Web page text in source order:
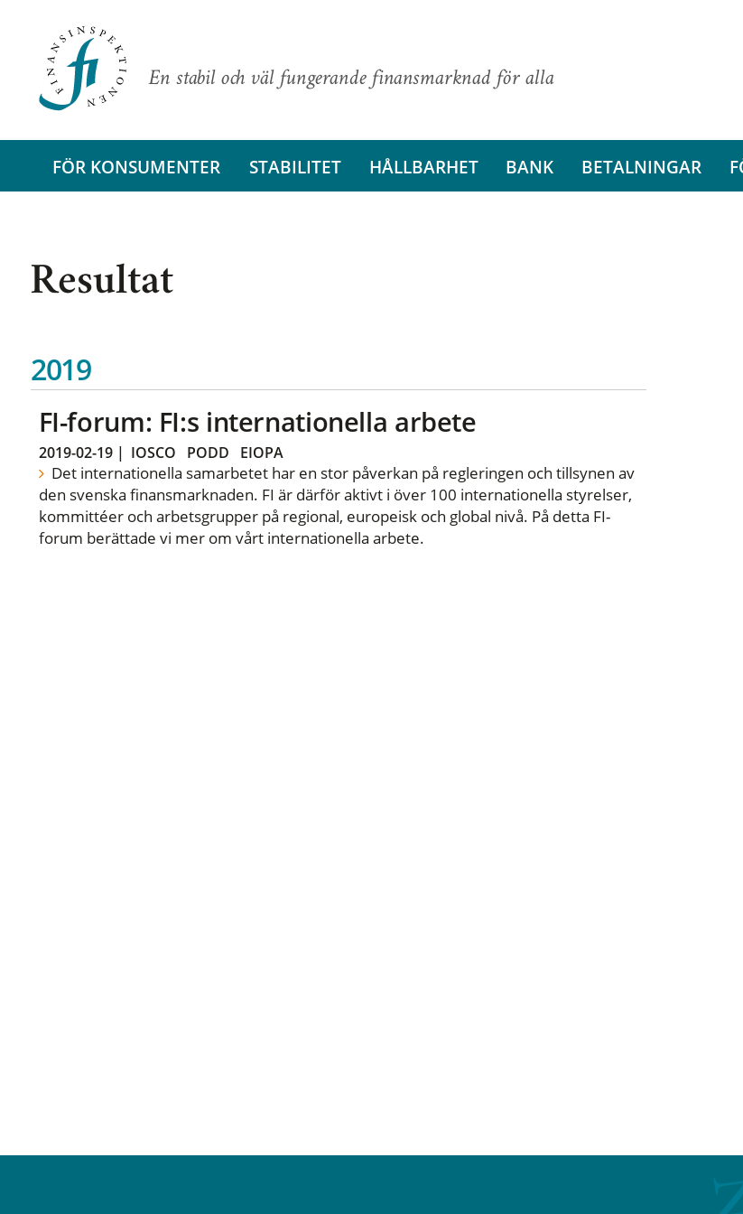
En stabil och väl fungerande finansmarknad för alla
FÖR KONSUMENTER STABILITET HÅLLBARHET BANK BETALNINGAR
Resultat
2019
FI-forum: FI:s internationella arbete
2019-02-19| IOSCO PODD EIOPA
Det internationella samarbetet har en stor påverkan på regleringen och tillsynen av
den svenska finansmarknaden. FI är därför aktivt i över 100 internationella styrelser,
kommittéer och arbetsgrupper på regional, europeisk och global nivå. På detta FI-
forum berättade vi mer om vårt internationella arbete.